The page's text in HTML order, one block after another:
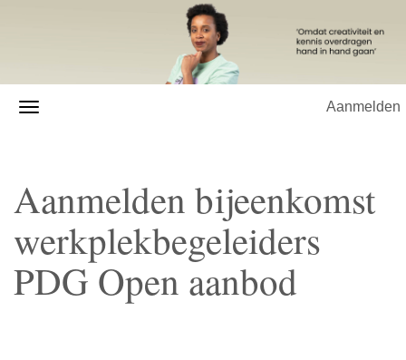
Aanmelden
Aanmelden bijeenkomst
werkplekbegeleiders
PDG Open aanbod